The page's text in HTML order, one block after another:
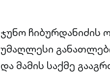
ჯუნო ჩიბურდანიძის
უმაღლესი
და მამის საქმე